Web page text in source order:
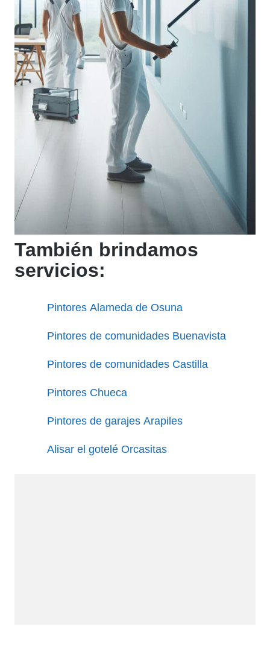
También brindamos
servicios:
Pintores Alameda de Osuna
Pintores de comunidades Buenavista
Pintores de comunidades Castilla
Pintores Chueca
Pintores de garajes Arapiles
Alisar el gotelé Orcasitas